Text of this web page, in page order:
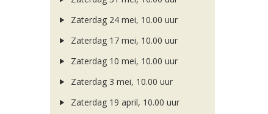
Zaterdag 24 mei, 10.00 uur
Zaterdag 17 mei, 10.00 uur
Zaterdag 10 mei, 10.00 uur
Zaterdag 3 mei, 10.00 uur
Zaterdag 19 april, 10.00 uur